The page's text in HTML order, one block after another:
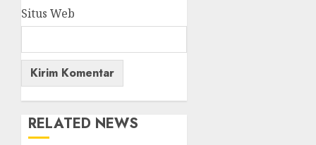
Situs Web
RELATED NEWS